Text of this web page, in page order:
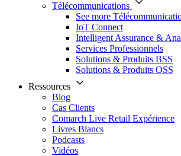
Télécommunications
See more
IoT Connect
Intelligent Assurance &
Services Professionnels
Solutions & Produits BSS
Solutions & Produits OSS
Ressources
Blog
Cas Clients
Comarch Live Retail Expérience
Livres Blancs
Podcasts
Vidéos